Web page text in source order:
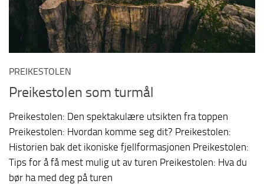
PREIKESTOLEN
Preikestolen som turmål
Preikestolen: Den spektakulære utsikten fra toppen
Preikestolen: Hvordan komme seg dit? Preikestolen:
Historien bak det ikoniske fjellformasjonen Preikestolen:
Tips for å få mest mulig ut av turen Preikestolen: Hva du
bør ha med deg på turen